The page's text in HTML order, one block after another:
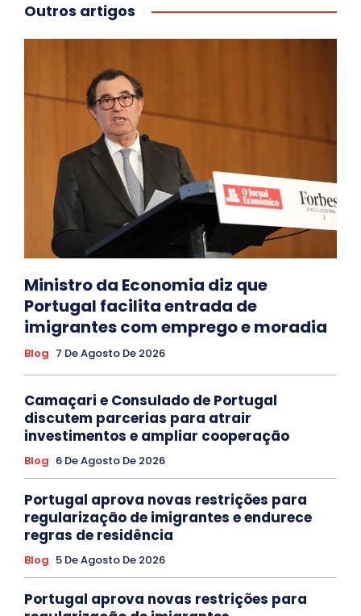
Outros artigos
Ministro da Economia diz que
Portugal facilita entrada de
imigrantes com emprego e moradia
Blog 7 De Agosto De 2026
Camaçari e Consulado de Portugal
discutem parcerias para atrair
investimentos e ampliar cooperação
Blog 6 De Agosto De 2026
Portugal aprova novas restrições para
regularização de imigrantes e endurece
regras de residência
Blog 5 De Agosto De 2026
Portugal aprova novas restrições para